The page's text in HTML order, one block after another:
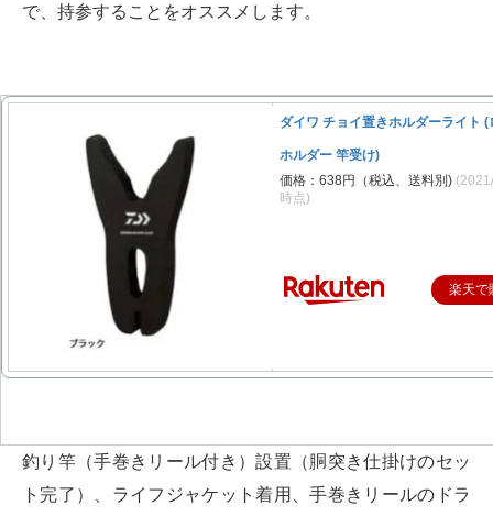
で、持参することをオススメします。
ダイワ チョイ置きホルダーライト (
ホルダー 竿受け)
価格：638円（税込、送料別)
時点)
楽天で
釣り竿（手巻きリール付き）設置（胴突き仕掛けのセッ
ト完了）、ライフジャケット着用、手巻きリールのドラ